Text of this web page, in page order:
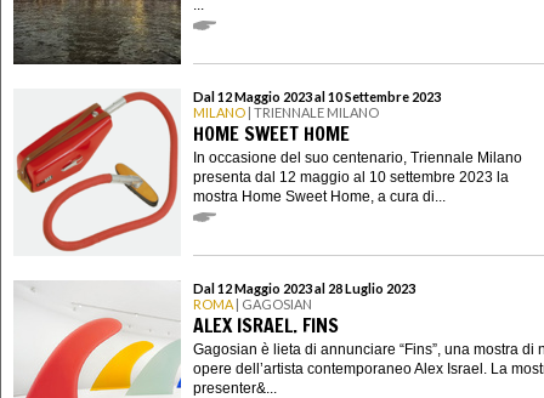
Dal 12 Maggio 2023 al 10 Settembre 2023
MILANO | TRIENNALE MILANO
HOME SWEET HOME
In occasione del suo centenario, Triennale Milano
presenta dal 12 maggio al 10 settembre 2023 la
mostra Home Sweet Home, a cura di...
Dal 12 Maggio 2023 al 28 Luglio 2023
ROMA | GAGOSIAN
ALEX ISRAEL. FINS
Gagosian è lieta di annunciare “Fins”, una mostra di
opere dell’artista contemporaneo Alex Israel. La
presenter&...